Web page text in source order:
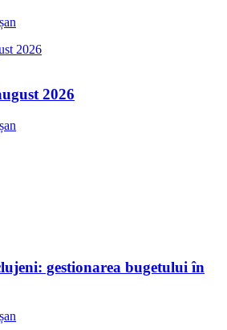
2026
gestionarea bugetului în